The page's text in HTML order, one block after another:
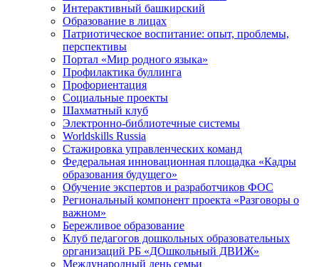
Интерактивный башкирский
Образование в лицах
Патриотическое воспитание: опыт, проблемы,
перспективы
Портал «Мир родного языка»
Профилактика буллинга
Профориентация
Социальные проекты
Шахматный клуб
Электронно-библиотечные системы
Worldskills Russia
Стажировка управленческих команд
Федеральная инновационная площадка «Кадры
образования будущего»
Обучение экспертов и разработчиков ФОС
Региональный компонент проекта «Разговоры о
важном»
Бережливое образование
Клуб педагогов дошкольных образовательных
организаций РБ «ДОшкольный ДВИЖ»
Международный день семьи